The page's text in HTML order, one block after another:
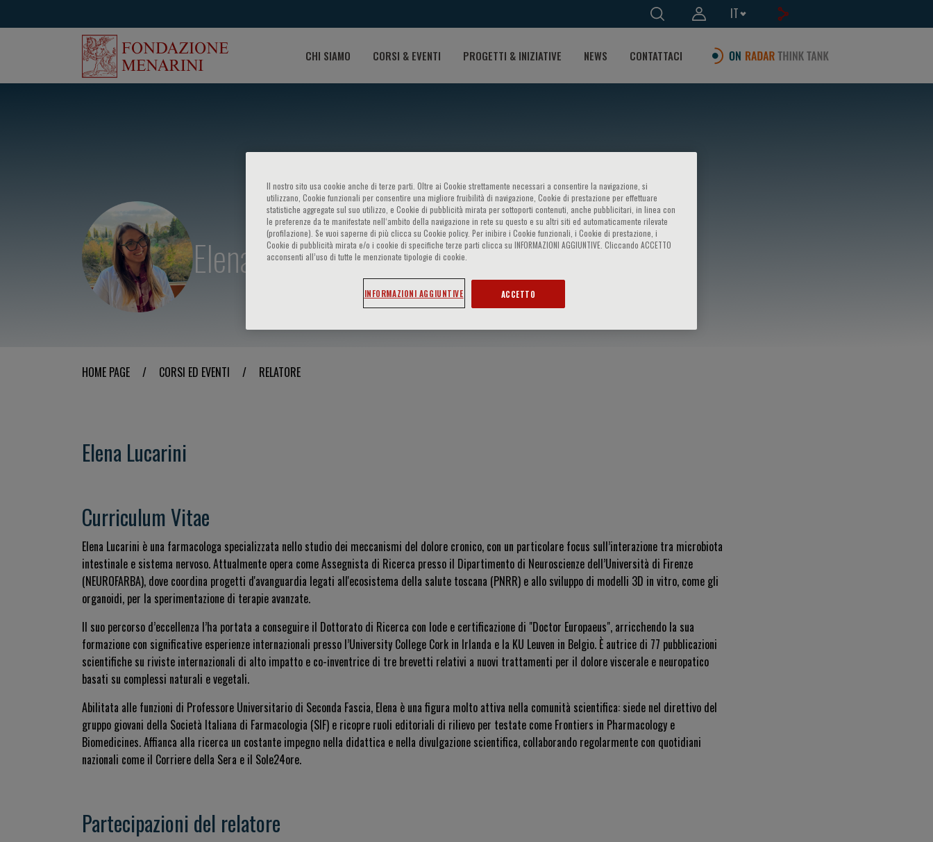
IT
CHI SIAMO CORSI & EVENTI PROGETTI & INIZIATIVE NEWS CONTATTACI
Elena Lucarini
HOME PAGE / CORSI ED EVENTI / RELATORE
Elena Lucarini
Curriculum Vitae
Elena Lucarini è una farmacologa specializzata nello studio dei meccanismi del dolore cronico, con un particolare focus sull’interazione tra microbiota
intestinale e sistema nervoso. Attualmente opera come Assegnista di Ricerca presso il Dipartimento di Neuroscienze dell’Università di Firenze
(NEUROFARBA), dove coordina progetti d'avanguardia legati all'ecosistema della salute toscana (PNRR) e allo sviluppo di modelli 3D in vitro, come gli
organoidi, per la sperimentazione di terapie avanzate.
Il suo percorso d’eccellenza l’ha portata a conseguire il Dottorato di Ricerca con lode e certificazione di "Doctor Europaeus", arricchendo la sua
formazione con significative esperienze internazionali presso l’University College Cork in Irlanda e la KU Leuven in Belgio. È autrice di 77 pubblicazioni
scientifiche su riviste internazionali di alto impatto e co-inventrice di tre brevetti relativi a nuovi trattamenti per il dolore viscerale e neuropatico
basati su complessi naturali e vegetali.
Abilitata alle funzioni di Professore Universitario di Seconda Fascia, Elena è una figura molto attiva nella comunità scientifica: siede nel direttivo del
gruppo giovani della Società Italiana di Farmacologia (SIF) e ricopre ruoli editoriali di rilievo per testate come Frontiers in Pharmacology e
Biomedicines. Affianca alla ricerca un costante impegno nella didattica e nella divulgazione scientifica, collaborando regolarmente con quotidiani
nazionali come il Corriere della Sera e il Sole24ore.
Partecipazioni del relatore
Il nostro sito usa cookie anche di terze parti. Oltre ai Cookie strettamente necessari a consentire la navigazione, si
utilizzano, Cookie funzionali per consentire una migliore fruibilità di navigazione, Cookie di prestazione per effettuare
statistiche aggregate sul suo utilizzo, e Cookie di pubblicità mirata per sottoporti contenuti, anche pubblicitari, in linea con
le preferenze da te manifestate nell‘ambito della navigazione in rete su questo e su altri siti ed automaticamente rilevate
(profilazione). Se vuoi saperne di più clicca su Cookie policy. Per inibire i Cookie funzionali, i Cookie di prestazione, i
Cookie di pubblicità mirata e/o i cookie di specifiche terze parti clicca su INFORMAZIONI AGGIUNTIVE. Cliccando ACCETTO
acconsenti all’uso di tutte le menzionate tipologie di cookie.
INFORMAZIONI AGGIUNTIVE ACCETTO